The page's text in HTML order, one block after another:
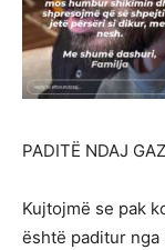
PADITË NDAJ
Kujtojmë se pak
është paditur nga